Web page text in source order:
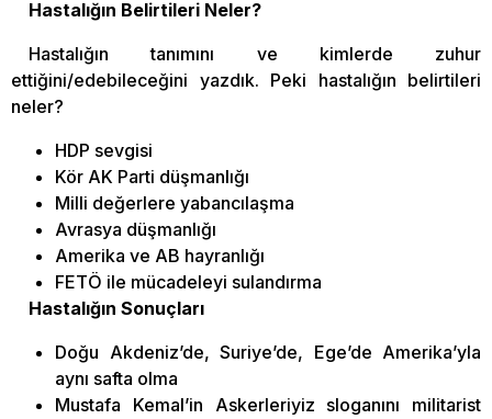
Hastalığın Belirtileri Neler?
Hastalığın tanımını ve kimlerde zuhur
ettiğini/edebileceğini yazdık. Peki hastalığın belirtileri
neler?
HDP sevgisi
Kör AK Parti düşmanlığı
Milli değerlere yabancılaşma
Avrasya düşmanlığı
Amerika ve AB hayranlığı
FETÖ ile mücadeleyi sulandırma
Hastalığın Sonuçları
Doğu Akdeniz’de, Suriye’de, Ege’de Amerika’yla
aynı safta olma
Mustafa Kemal’in Askerleriyiz sloganını militarist